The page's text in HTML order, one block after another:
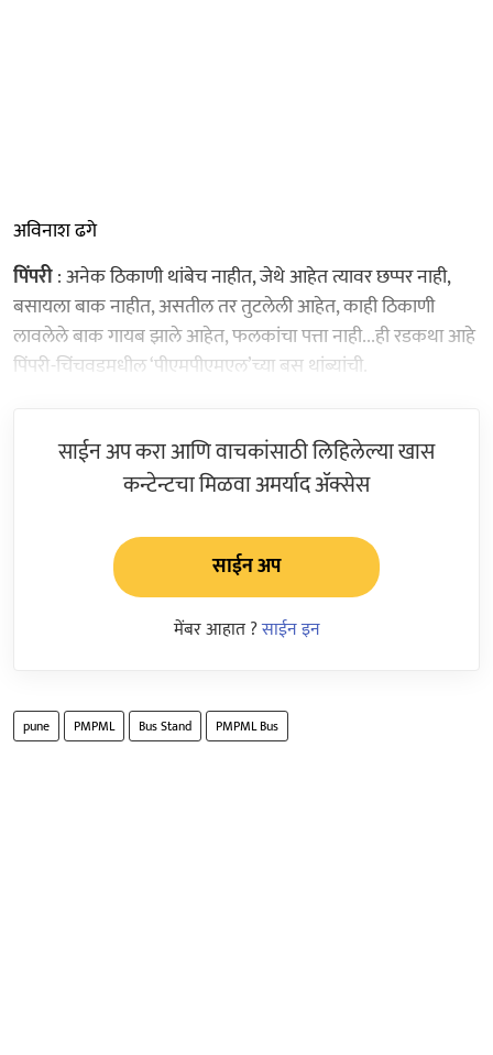
अविनाश ढगे
पिंपरी: अनेक ठिकाणी थांबेच नाहीत, जेथे आहेत त्यावर छप्पर नाही,
बसायला बाक नाहीत, असतील तर तुटलेली आहेत, काही ठिकाणी
लावलेले बाक गायब झाले आहेत, फलकांचा पत्ता नाही...ही रडकथा आहे
पिंपरी-चिंचवडमधील ‘पीएमपीएमएल’च्या बस थांब्यांची.
साईन अप करा आणि वाचकांसाठी लिहिलेल्या खास
कन्टेन्टचा मिळवा अमर्याद ॲक्सेस
साईन अप
मेंबर आहात ?साईन इन
pune PMPML Bus Stand PMPML Bus